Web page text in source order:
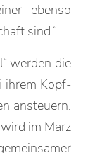
ebenso
sind.“
werden die
ihrem Kopf-
ansteuern.
im März